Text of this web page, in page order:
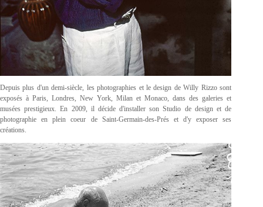
Depuis plus d'un demi-siècle, les photographies et le design de Willy Rizzo sont
exposés à Paris, Londres, New York, Milan et Monaco, dans des galeries et
musées prestigieux. En 2009, il décide d'installer son Studio de design et de
photographie en plein coeur de Saint-Germain-des-Prés et d'y exposer ses
créations.